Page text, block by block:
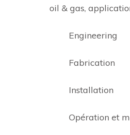
oil & gas,
Engineering
Fabrication
Installation
Opération et